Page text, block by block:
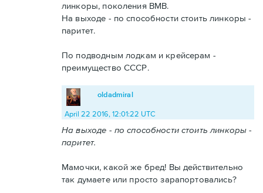
линкоры, поколения ВМВ.
На выходе - по способности стоить линкоры -
паритет.
По подводным лодкам и крейсерам -
преимущество СССР.
oldadmiral
April 22 2016, 12:01:22 UTC
На выходе - по способности стоить линкоры -
паритет.
Мамочки, какой же бред! Вы действительно
так думаете или просто зарапортовались?